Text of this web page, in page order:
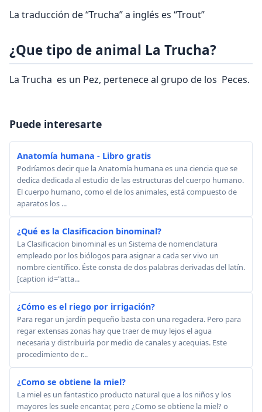
La traducción de “Trucha” a inglés es “Trout”
¿Que tipo de animal La Trucha?
La Trucha es un Pez, pertenece al grupo de los Peces.
Puede interesarte
Anatomía humana - Libro gratis
Podríamos decir que la Anatomía humana es una ciencia que se
dedica dedicada al estudio de las estructuras del cuerpo humano.
El cuerpo humano, como el de los animales, está compuesto de
aparatos los ...
¿Qué es la Clasificacion binominal?
La Clasificacion binominal es un Sistema de nomenclatura
empleado por los biólogos para asignar a cada ser vivo un
nombre científico. Éste consta de dos palabras derivadas del latín.
[caption id="atta...
¿Cómo es el riego por irrigación?
Para regar un jardín pequeño basta con una regadera. Pero para
regar extensas zonas hay que traer de muy lejos el agua
necesaria y distribuirla por medio de canales y acequias. Este
procedimiento de r...
¿Como se obtiene la miel?
La miel es un fantastico producto natural que a los niños y los
mayores les suele encantar, pero ¿Como se obtiene la miel? o